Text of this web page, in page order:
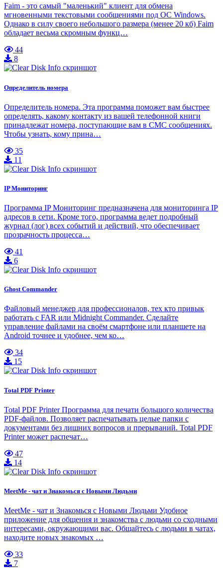
Faim - это самый "маленький" клиент для обмена
мгновенными текстовыми сообщениями под ОС Windows.
Однако в силу своего небольшого размера (менее 20 кб) Faim
обладает весьма скромным функц…
44
8
Определитель номера
Определитель номера. Эта программа поможет вам быстрее
определять, какому контакту из вашей телефонной книги
принадлежат номера, поступающие вам в СМС сообщениях.
Чтобы узнать, кому прина…
35
11
IP Мониторинг
Программа IP Мониторинг предназначена для мониторинга IP
адресов в сети. Кроме того, программа ведет подробный
журнал (лог) всех событий и действий, что обеспечивает
прозрачность процесса…
41
6
Ghost Commander
Файловый менеджер для профессионалов, тех кто привык
работать с FAR или Midnight Commander. Сделайте
управление файлами на своём смартфоне или планшете на
Android точнее и удобнее, чем ко…
34
15
Total PDF Printer
Total PDF Printer Программа для печати большого количества
PDF-файлов. Позволяет распечатывать целые папки с
документами без лишних вопросов и прерываний. Total PDF
Printer может распечат…
47
14
MeetMe - чат и Знакомься с Новыми Людьми
MeetMe - чат и Знакомься с Новыми Людьми Удобное
приложение для общения и знакомства с людьми со сходными
интересами, окружающими вас. Общайтесь с людьми в чатах,
находите новых знакомых …
33
7